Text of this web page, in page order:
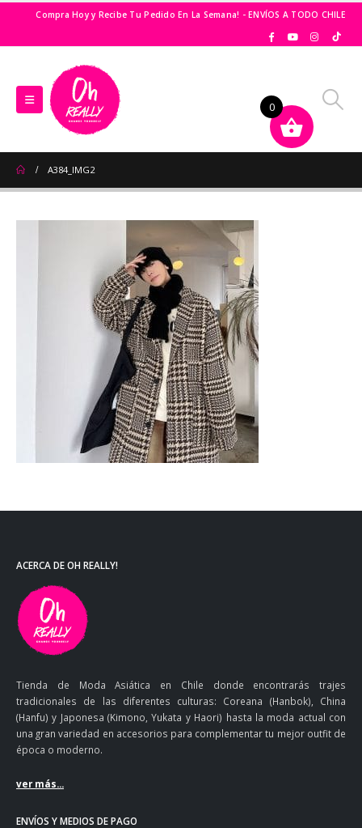
Compra Hoy y Recibe Tu Pedido En La Semana! - ENVÍOS A TODO CHILE
A384_IMG2
ACERCA DE OH REALLY!
Tienda de Moda Asiática en Chile donde encontrarás trajes
tradicionales de las diferentes culturas: Coreana (Hanbok), China
(Hanfu) y Japonesa (Kimono, Yukata y Haori) hasta la moda actual con
una gran variedad en accesorios para complementar tu mejor outfit de
época o moderno.
ver más...
ENVÍOS Y MEDIOS DE PAGO
0